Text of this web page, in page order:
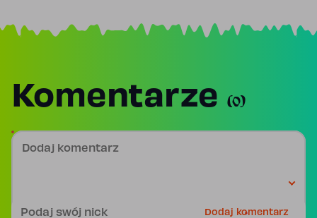
Komentarze (0)
Dodaj komentarz
Dodaj komentarz